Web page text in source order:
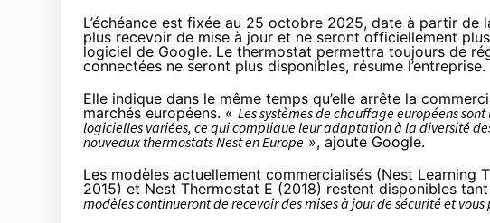
L’échéance est fixée au 25 octobre 2025, date à partir
plus recevoir de mise à jour et ne seront officiellement
logiciel de Google. Le thermostat permettra toujours de
connectées ne seront plus disponibles, résume l’entreprise.
Elle indique dans le même temps qu’elle arrête la
marchés européens. « Les systèmes de chauffage européens
logicielles variées, ce qui complique leur adaptation à la diversité
nouveaux thermostats Nest en Europe », ajoute Google.
Les modèles actuellement commercialisés (Nest Learning
2015) et Nest Thermostat E (2018) restent disponibles
modèles continueront de recevoir des mises à jour de sécurité et